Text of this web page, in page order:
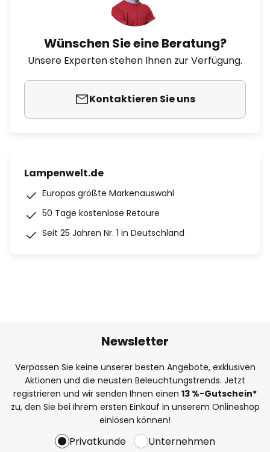
Wünschen Sie eine Beratung?
Unsere Experten stehen Ihnen zur Verfügung.
Kontaktieren Sie uns
Lampenwelt.de
Europas größte Markenauswahl
50 Tage kostenlose Retoure
Seit 25 Jahren Nr. 1 in Deutschland
Newsletter
Verpassen Sie keine unserer besten Angebote, exklusiven
Aktionen und die neusten Beleuchtungstrends. Jetzt
registrieren und wir senden Ihnen einen 13 %-Gutschein*
zu, den Sie bei Ihrem ersten Einkauf in unserem Onlineshop
einlösen können!
Privatkunde Unternehmen